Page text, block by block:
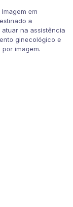
em
a
na assistência
ginecológico e
imagem.